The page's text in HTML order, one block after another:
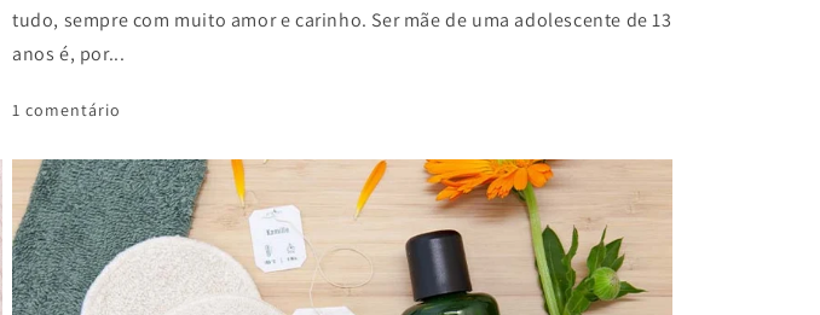
tudo, sempre com muito amor e carinho. Ser mãe de uma adolescente de 13
anos é, por...
1 comentário